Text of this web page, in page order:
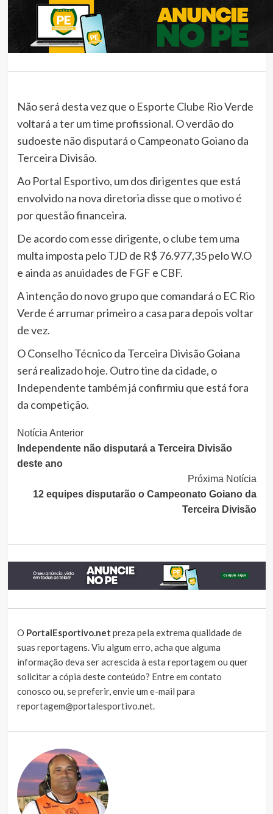
Não será desta vez que o Esporte Clube Rio Verde
voltará a ter um time profissional. O verdão do
sudoeste não disputará o Campeonato Goiano da
Terceira Divisão.
Ao Portal Esportivo, um dos dirigentes que está
envolvido na nova diretoria disse que o motivo é
por questão financeira.
De acordo com esse dirigente, o clube tem uma
multa imposta pelo TJD de R$ 76.977,35 pelo W.O
e ainda as anuidades de FGF e CBF.
A intenção do novo grupo que comandará o EC Rio
Verde é arrumar primeiro a casa para depois voltar
de vez.
O Conselho Técnico da Terceira Divisão Goiana
será realizado hoje. Outro tine da cidade, o
Independente também já confirmiu que está fora
da competição.
Continue
Lendo
Notícia Anterior
Independente não disputará a Terceira Divisão
deste ano
Próxima Notícia
12 equipes disputarão o Campeonato Goiano da
Terceira Divisão
O PortalEsportivo.net preza pela extrema qualidade de
suas reportagens. Viu algum erro, acha que alguma
informação deva ser acrescida à esta reportagem ou quer
solicitar a cópia deste conteúdo? Entre em contato
conosco ou, se preferir, envie um e-mail para
reportagem@portalesportivo.net.